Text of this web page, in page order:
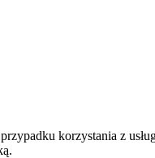
korzystania z